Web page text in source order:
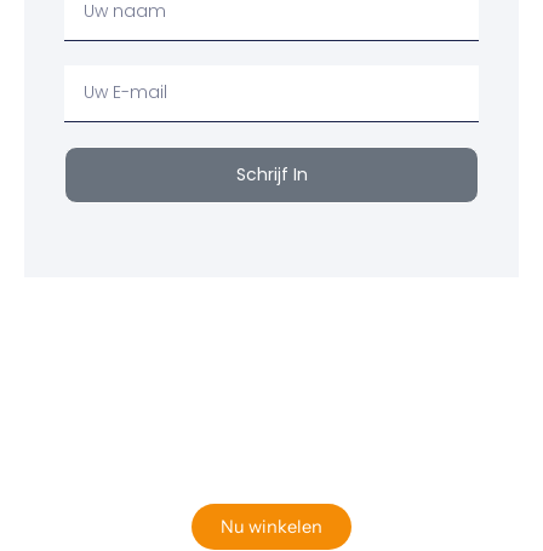
Naam
email
Schrijf In
Nu winkelen